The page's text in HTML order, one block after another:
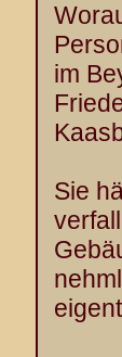
im
Sie